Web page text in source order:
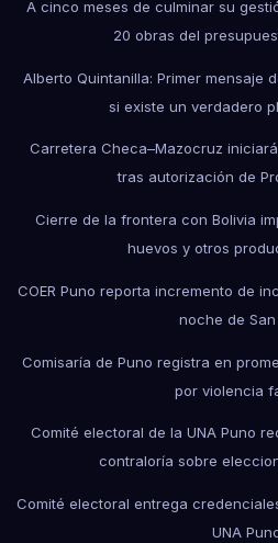
A cinco meses de culminar su
20 obras del
Alberto Quintanilla: Primer mensaje
si existe un verdadero
Carretera Checa–Mazocruz
tras autorización de
Cierre de la frontera con Bolivia
huevos y otros
COER Puno reporta incremento de
noche de
Comisaría de Puno registra en
por violencia
Comité electoral de la UNA Puno
contraloría sobre
Comité electoral entrega
UNA